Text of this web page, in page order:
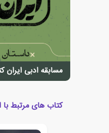
مسابقه ادبی ایران
کتاب های مرتبط با